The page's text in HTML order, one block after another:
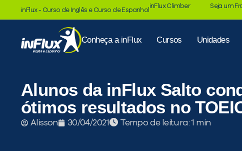
inFlux - Curso de Inglês e Curso de Espanhol
inFlux Climber Seja um
Conheça a inFlux Cursos Unidades
Alunos da inFlux Salto
ótimos resultados no
Alisson 30/04/2021 Tempo de leitura: